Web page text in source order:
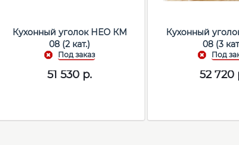
Кухонный уголок НЕО КМ
08 (2 кат.)
51 530 р.
Кухонный
08 (3
52 720